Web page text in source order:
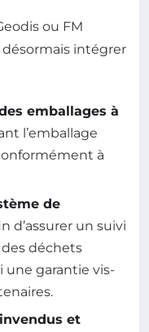
ou FM
désormais intégrer
emballages à
l’emballage
à
de
d’assurer un suivi
déchets
une garantie vis-
et